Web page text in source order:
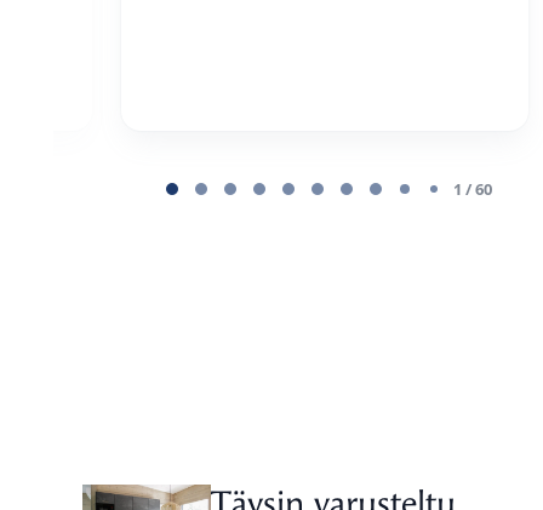
1 / 60